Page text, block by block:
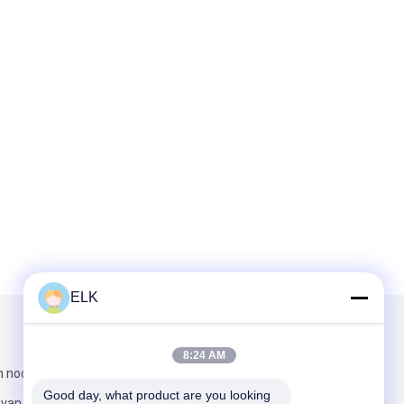
van
ELK
8:24 AM
Good day, what product are you looking